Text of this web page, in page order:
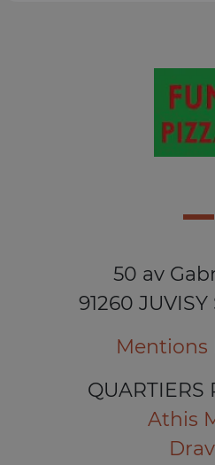
50 av
91260 JUVISY
Mentions
QUARTIERS
Athis